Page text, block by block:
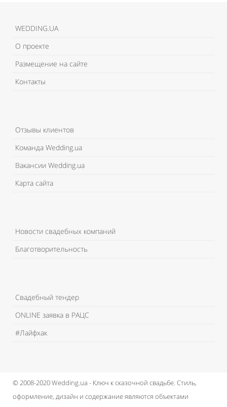
WEDDING.UA
О проекте
Размещение на сайте
Контакты
Отзывы клиентов
Команда Wedding.ua
Вакансии Wedding.ua
Карта сайта
Новости свадебных компаний
Благотворительность
Свадебный тендер
ONLINE заявка в РАЦС
#Лайфхак
© 2008-2020 Wedding.ua - Ключ к сказочной свадьбе. Стиль,
оформление, дизайн и содержание являются объектами